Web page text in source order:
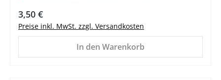
Regulärer Preis:
3,50 €
Preise inkl. MwSt. zzgl. Versandkosten
In den Warenkorb